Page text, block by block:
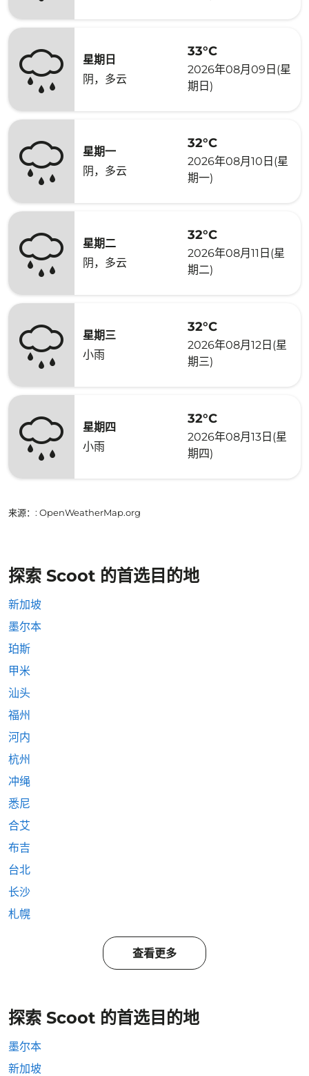
星期日
阴，多云
33°C
2026年08月09日(星
期日)
星期一
阴，多云
32°C
2026年08月10日(星
期一)
星期二
阴，多云
32°C
2026年08月11日(星
期二)
星期三
小雨
32°C
2026年08月12日(星
期三)
星期四
小雨
32°C
2026年08月13日(星
期四)
来源： : OpenWeatherMap.org
探索 Scoot 的首选目的地
新加坡
墨尔本
珀斯
甲米
汕头
福州
河内
杭州
冲绳
悉尼
合艾
布吉
台北
长沙
札幌
查看更多
探索 Scoot 的首选目的地
墨尔本
新加坡